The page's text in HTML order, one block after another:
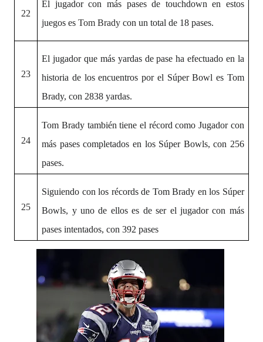
22
El jugador con más pases de touchdown en estos
juegos es Tom Brady con un total de 18 pases.
23
El jugador que más yardas de pase ha efectuado en la
historia de los encuentros por el Súper Bowl es Tom
Brady, con 2838 yardas.
24
Tom Brady también tiene el récord como Jugador con
más pases completados en los Súper Bowls, con 256
pases.
25
Siguiendo con los récords de Tom Brady en los Súper
Bowls, y uno de ellos es de ser el jugador con más
pases intentados, con 392 pases